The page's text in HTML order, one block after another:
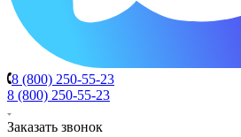
8 (800) 250-55-23
8 (800) 250-55-23
Заказать звонок